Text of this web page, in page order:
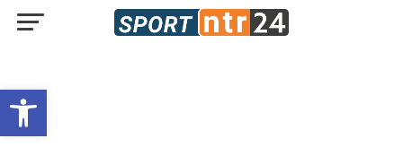
Open toolbar